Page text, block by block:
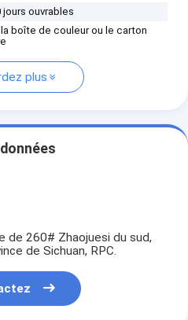
jours ouvrables
boîte de couleur ou le carton
plus
de 260# Zhaojuesi du sud,
de Sichuan, RPC.